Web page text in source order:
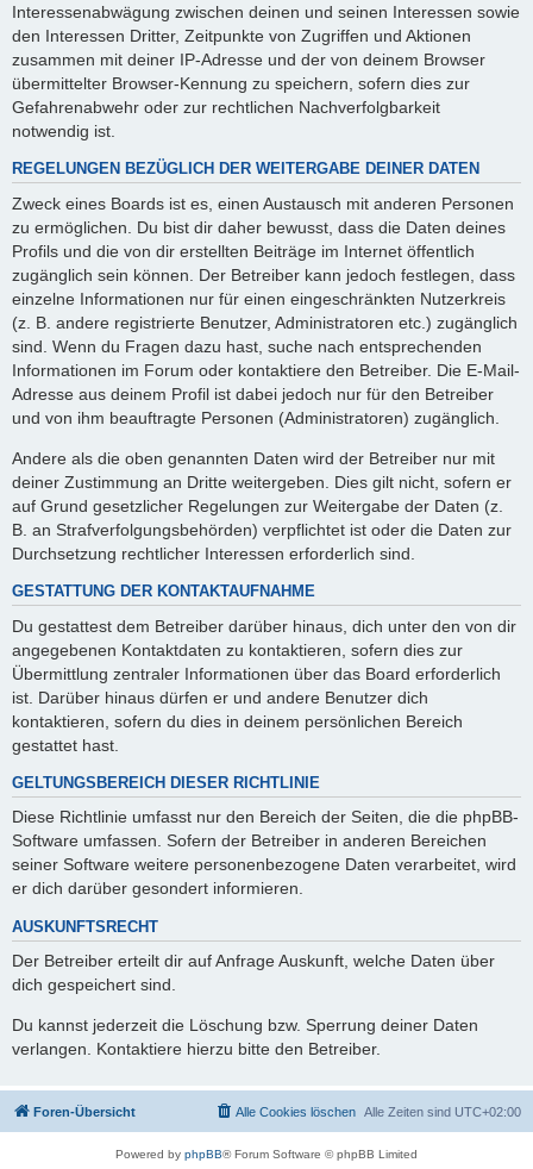
Interessenabwägung zwischen deinen und seinen Interessen sowie
den Interessen Dritter, Zeitpunkte von Zugriffen und Aktionen
zusammen mit deiner IP-Adresse und der von deinem Browser
übermittelter Browser-Kennung zu speichern, sofern dies zur
Gefahrenabwehr oder zur rechtlichen Nachverfolgbarkeit
notwendig ist.
REGELUNGEN BEZÜGLICH DER WEITERGABE DEINER DATEN
Zweck eines Boards ist es, einen Austausch mit anderen Personen
zu ermöglichen. Du bist dir daher bewusst, dass die Daten deines
Profils und die von dir erstellten Beiträge im Internet öffentlich
zugänglich sein können. Der Betreiber kann jedoch festlegen, dass
einzelne Informationen nur für einen eingeschränkten Nutzerkreis
(z. B. andere registrierte Benutzer, Administratoren etc.) zugänglich
sind. Wenn du Fragen dazu hast, suche nach entsprechenden
Informationen im Forum oder kontaktiere den Betreiber. Die E-Mail-
Adresse aus deinem Profil ist dabei jedoch nur für den Betreiber
und von ihm beauftragte Personen (Administratoren) zugänglich.
Andere als die oben genannten Daten wird der Betreiber nur mit
deiner Zustimmung an Dritte weitergeben. Dies gilt nicht, sofern er
auf Grund gesetzlicher Regelungen zur Weitergabe der Daten (z.
B. an Strafverfolgungsbehörden) verpflichtet ist oder die Daten zur
Durchsetzung rechtlicher Interessen erforderlich sind.
GESTATTUNG DER KONTAKTAUFNAHME
Du gestattest dem Betreiber darüber hinaus, dich unter den von dir
angegebenen Kontaktdaten zu kontaktieren, sofern dies zur
Übermittlung zentraler Informationen über das Board erforderlich
ist. Darüber hinaus dürfen er und andere Benutzer dich
kontaktieren, sofern du dies in deinem persönlichen Bereich
gestattet hast.
GELTUNGSBEREICH DIESER RICHTLINIE
Diese Richtlinie umfasst nur den Bereich der Seiten, die die phpBB-
Software umfassen. Sofern der Betreiber in anderen Bereichen
seiner Software weitere personenbezogene Daten verarbeitet, wird
er dich darüber gesondert informieren.
AUSKUNFTSRECHT
Der Betreiber erteilt dir auf Anfrage Auskunft, welche Daten über
dich gespeichert sind.
Du kannst jederzeit die Löschung bzw. Sperrung deiner Daten
verlangen. Kontaktiere hierzu bitte den Betreiber.
Foren-Übersicht Alle Zeiten sind UTC+02:00
Alle Cookies löschen
Powered by phpBB® Forum Software © phpBB Limited